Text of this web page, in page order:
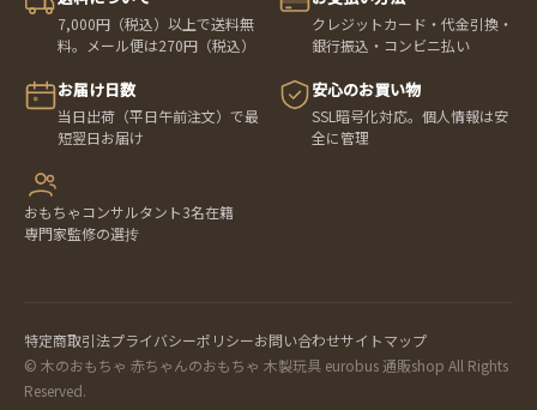
7,000円（税込）以上で送料無
料。メール便は270円（税込）
クレジットカード・代金引換・
銀行振込・コンビニ払い
お届け日数
当日出荷（平日午前注文）で最
短翌日お届け
安心のお買い物
SSL暗号化対応。個人情報は安
全に管理
おもちゃコンサルタント3名在籍
専門家監修の選抟
特定商取引法プライバシーポリシーお問い合わせサイトマップ
© 木のおもちゃ 赤ちゃんのおもちゃ 木製玩具 eurobus 通販shop All Rights
Reserved.